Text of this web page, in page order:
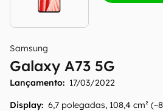
Samsung
Galaxy A73 5G
Lançamento: 17/03/2022
Display: 6,7 polegadas, 108,4 cm²